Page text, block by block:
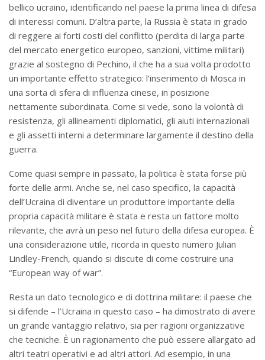
bellico ucraino, identificando nel paese la prima linea di difesa
di interessi comuni. D’altra parte, la Russia è stata in grado
di reggere ai forti costi del conflitto (perdita di larga parte
del mercato energetico europeo, sanzioni, vittime militari)
grazie al sostegno di Pechino, il che ha a sua volta prodotto
un importante effetto strategico: l’inserimento di Mosca in
una sorta di sfera di influenza cinese, in posizione
nettamente subordinata. Come si vede, sono la volontà di
resistenza, gli allineamenti diplomatici, gli aiuti internazionali
e gli assetti interni a determinare largamente il destino della
guerra.
Come quasi sempre in passato, la politica è stata forse più
forte delle armi. Anche se, nel caso specifico, la capacità
dell’Ucraina di diventare un produttore importante della
propria capacità militare è stata e resta un fattore molto
rilevante, che avrà un peso nel futuro della difesa europea. È
una considerazione utile, ricorda in questo numero Julian
Lindley-French, quando si discute di come costruire una
“European way of war”.
Resta un dato tecnologico e di dottrina militare: il paese che
si difende – l’Ucraina in questo caso – ha dimostrato di avere
un grande vantaggio relativo, sia per ragioni organizzative
che tecniche. È un ragionamento che può essere allargato ad
altri teatri operativi e ad altri attori. Ad esempio, in una